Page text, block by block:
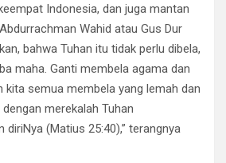
Indonesia, dan juga mantan
Wahid atau Gus Dur
bahwa Tuhan itu tidak perlu dibela,
maha. Ganti membela agama dan
kita semua membela yang lemah dan
merekalah Tuhan
(Matius 25:40),” terangnya